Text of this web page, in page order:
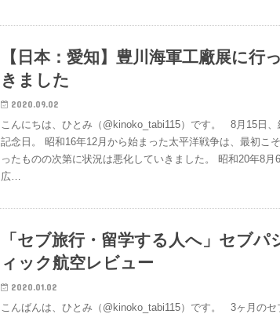
【日本：愛知】豊川海軍工廠展に行
きました
2020.09.02
こんにちは、ひとみ（@kinoko_tabi115）です。 8月15日、
記念日。 昭和16年12月から始まった太平洋戦争は、最初こ
ったものの次第に状況は悪化していきました。 昭和20年8月
広…
「セブ旅行・留学する人へ」セブパ
ィック航空レビュー
2020.01.02
こんばんは、ひとみ（@kinoko_tabi115）です。 3ヶ月のセ